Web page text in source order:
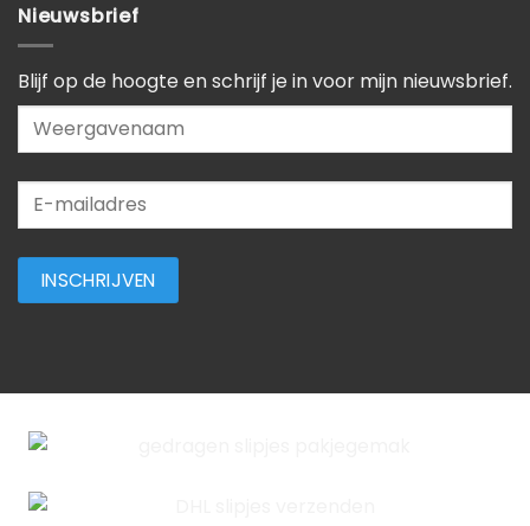
Nieuwsbrief
Blijf op de hoogte en schrijf je in voor mijn nieuwsbrief.